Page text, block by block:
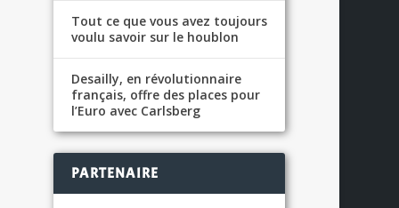
Tout ce que vous avez toujours
voulu savoir sur le houblon
Desailly, en révolutionnaire
français, offre des places pour
l’Euro avec Carlsberg
PARTENAIRE